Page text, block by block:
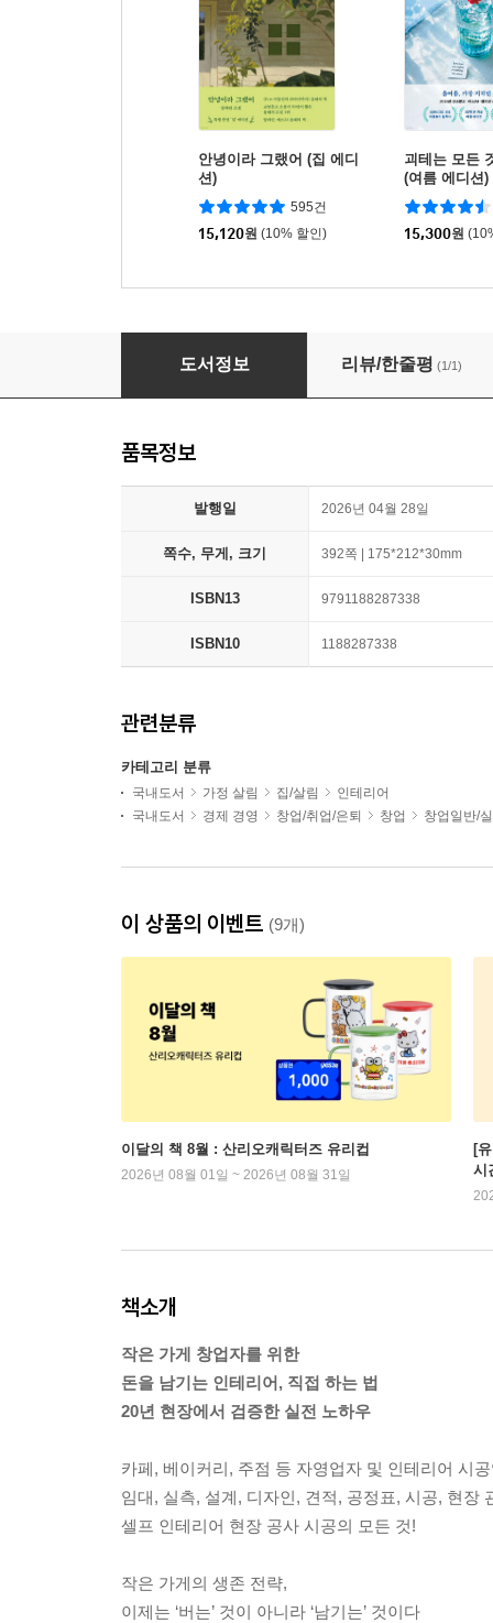
안녕이라 그랬어 (집 에디
션)
595건
15,120원 (10% 할인)
괴테는 모든
(여름 에디션)
15,300원
작은 가게, 돈 남기는 인테리어
도서정보 리뷰/한줄평 (1/1)
품목정보
발행일 2026년 04월 28일
쪽수, 무게, 크기 392쪽 | 175*212*30mm
ISBN13 9791188287338
ISBN10 1188287338
관련분류
카테고리 분류
국내도서 가정 살림 집/살림
인테리어
국내도서
경제 경영 창업/취업/은퇴 창업 창업일반/
이 상품의 이벤트 (9개)
이달의 책 8월 : 산리오캐릭터즈 유리컵
2026년 08월 01일 ~ 2026년 08월 31일
[
시
책소개
작은 가게 창업자를 위한
돈을 남기는 인테리어, 직접 하는 법
20년 현장에서 검증한 실전 노하우
카페, 베이커리, 주점 등 자영업자 및 인테리어 시
임대, 실측, 설계, 디자인, 견적, 공정표, 시공, 현장
셀프 인테리어 현장 공사 시공의 모든 것!
작은 가게의 생존 전략,
이제는 ‘버는’ 것이 아니라 ‘남기는’ 것이다